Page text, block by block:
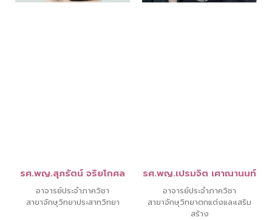
รศ.พญ.สุภรัตน์ จริยโกศล
อาจารย์ประจำภาควิชา
สาขาจักษุวิทยาประสาทวิทยา
รศ.พญ.เปรมจิต เศาณานนท์
อาจารย์ประจำภาควิชา
สาขาจักษุวิทยาตกแต่งและเสริม
สร้าง